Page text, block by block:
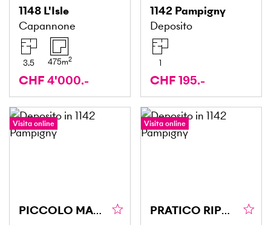
1148 L'Isle
Capannone
3.5 475m2
CHF 4'000.-
1142 Pampigny
Deposito
1
CHF 195.-
Visita online
PICCOLO MAGAZZINO (157)
Visita online
PRATICO RIPOSTIGLIO (173)